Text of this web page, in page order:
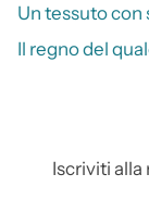
Un tessuto con
Il regno del
Iscriviti